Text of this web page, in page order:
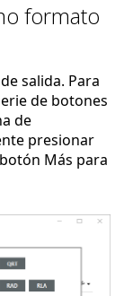
formato
salida. Para
de botones
de
presionar
Más para